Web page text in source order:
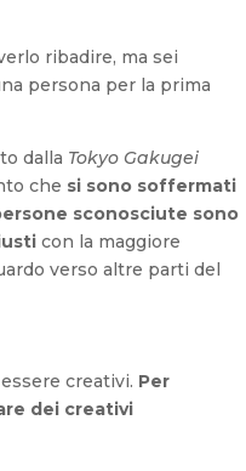
ribadire, ma sei
persona per la prima
dalla Tokyo Gakugei
che si sono soffermati
sconosciute sono
con la maggiore
verso altre parti del
creativi. Per
dei creativi